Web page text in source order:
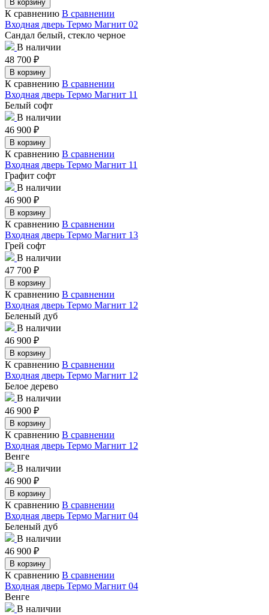
В корзину
К сравнению В сравнении
Входная дверь Термо Магнит 02
Сандал белый, стекло черное
В наличии
48 700 ₽
В корзину
К сравнению В сравнении
Входная дверь Термо Магнит 11
Белый софт
В наличии
46 900 ₽
В корзину
К сравнению В сравнении
Входная дверь Термо Магнит 11
Графит софт
В наличии
46 900 ₽
В корзину
К сравнению В сравнении
Входная дверь Термо Магнит 13
Грей софт
В наличии
47 700 ₽
В корзину
К сравнению В сравнении
Входная дверь Термо Магнит 12
Беленый дуб
В наличии
46 900 ₽
В корзину
К сравнению В сравнении
Входная дверь Термо Магнит 12
Белое дерево
В наличии
46 900 ₽
В корзину
К сравнению В сравнении
Входная дверь Термо Магнит 12
Венге
В наличии
46 900 ₽
В корзину
К сравнению В сравнении
Входная дверь Термо Магнит 04
Беленый дуб
В наличии
46 900 ₽
В корзину
К сравнению В сравнении
Входная дверь Термо Магнит 04
Венге
В наличии